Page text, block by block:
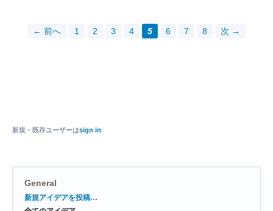
← 前へ 1 2 3 4 5 6 7 8 次 →
新規・既存ユーザーはsign in
General
カ
新規アイデアを投稿…